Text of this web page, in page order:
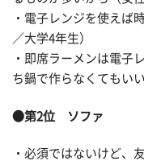
・電子レンジを使えば
／大学4年生）
・即席ラーメンは電子
ち鍋で作らなくてもい
●第2位 ソファ
・必須ではないけど、